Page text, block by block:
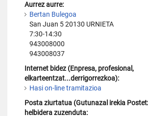
Aurrez aurre:
Bertan Bulegoa
San Juan 5 20130 URNIETA
7:30-14:30
943008000
943008037
Internet bidez (Enpresa, profesional,
elkarteentzat...derrigorrezkoa):
Hasi on-line tramitazioa
Posta ziurtatua (Gutunazal irekia
helbidera zuzenduta: